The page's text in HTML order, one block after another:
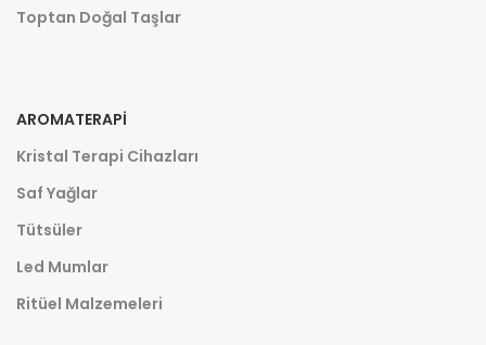
Toptan Doğal Taşlar
AROMATERAPI
Kristal Terapi Cihazları
Saf Yağlar
Tütsüler
Led Mumlar
Ritüel Malzemeleri